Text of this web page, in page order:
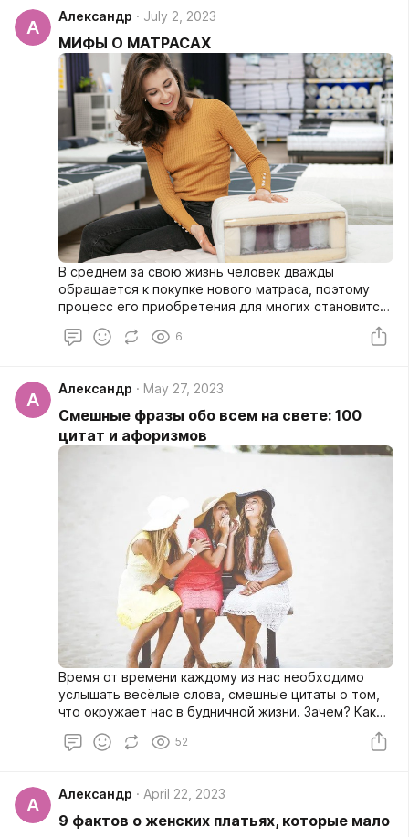
письма использовались камень, кость, глина,
папирус, шелк, затем — бумага. Возникновение
книгопечатания (середина XVI в.) ускорило темпы
накопления и распространения знаний,
стимулировало развитие наук. Книгопечатание
создало предпосылки роста производительных
сил. Наука позволяла разрабатывать технологии
создания станков и машин.
А
Александр July 2, 2023
МИФЫ О МАТРАСАХ
В среднем за свою жизнь человек дважды
обращается к покупке нового матраса, поэтому
процесс его приобретения для многих становится
«гаданием на кофейной гуще». Мы безоговорочно
верим разным советам и поверьям, которые в
6
А
Александр May 27, 2023
Смешные фразы обо всем на свете: 100
цитат и афоризмов
Время от времени каждому из нас необходимо
услышать весёлые слова, смешные цитаты о том,
что окружает нас в будничной жизни. Зачем? Как
круговерти дел и событий. Поэтому в поисках
отношения и разлуку, про работу и школу. Даже
тихая улыбка после прочтения забавных
афоризмов подпитывает нас. И мир тоже начинает
52
А
Александр April 22, 2023
9 фактов о женских платьях, которые мало